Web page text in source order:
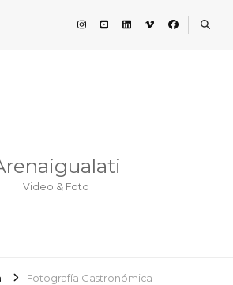
Video & Foto
Fotografía Gastronómica